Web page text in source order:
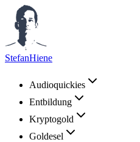
StefanHiene
Audioquickies
Entbildung
Kryptogold
Goldesel